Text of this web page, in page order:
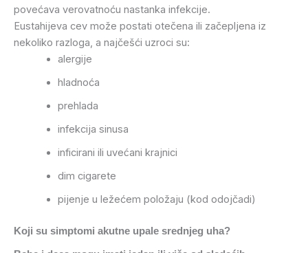
povećava verovatnoću nastanka infekcije.
Eustahijeva cev može postati otečena ili začepljena iz
nekoliko razloga, a najčešći uzroci su:
alergije
hladnoća
prehlada
infekcija sinusa
inficirani ili uvećani krajnici
dim cigarete
pijenje u ležećem položaju (kod odojčadi)
Koji su simptomi akutne upale srednjeg uha?